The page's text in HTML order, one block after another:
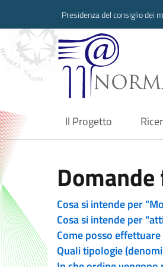
Presidenza del consiglio dei
Il Progetto
current
Cosa si intende per
Cosa si intende per
Come posso
Quali tipologie